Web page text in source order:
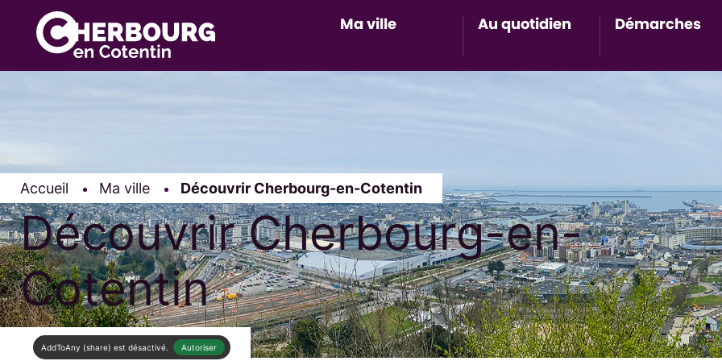
Ma ville Au quotidien
Accès au sous-menu de
Démarches
Accès
Accueil Ma ville Page active :
Découvrir Cherbourg-en-Cotentin
Découvrir Cherbourg-en-
Cotentin
AddToAny (share) est désactivé. Autoriser